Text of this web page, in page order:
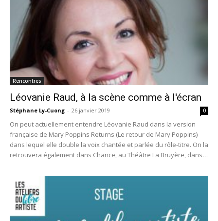
Rencontres
Léovanie Raud, à la scène comme à l'écran
Stéphane Ly-Cuong - 26 janvier 2019 0
On peut actuellement entendre Léovanie Raud dans la version
française de Mary Poppins Returns (Le retour de Mary Poppins)
dans lequel elle double la voix chantée et parlée du rôle-titre. On la
retrouvera également dans Chance, au Théâtre La Bruyère, dans